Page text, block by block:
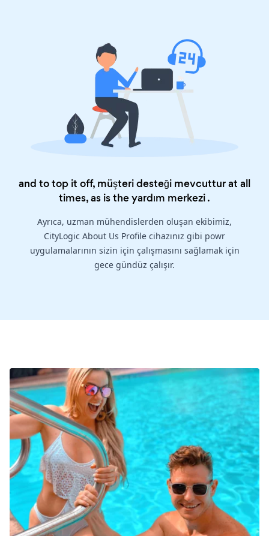
and to top it off, müşteri desteği mevcuttur at all
times, as is theyardım merkezi.
Ayrıca, uzman mühendislerden oluşan ekibimiz,
CityLogic About Us Profile cihazınız gibi powr
uygulamalarının sizin için çalışmasını sağlamak için
gece gündüz çalışır.